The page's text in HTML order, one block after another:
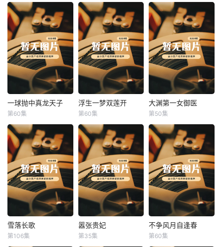
一球抛中真龙天子
一球抛中真龙天子
第60集
浮生一梦双莲开
浮生一梦双莲开
第60集
大渊第一女御医
大渊第一女御医
第50集
雪落长歌
雪落长歌
第106集
嚣张贵妃
嚣张贵妃
第35集
不争风月自逢春
不争风月自逢春
第60集